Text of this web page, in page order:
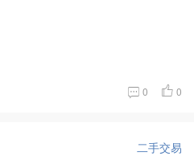
0 0
二手交易